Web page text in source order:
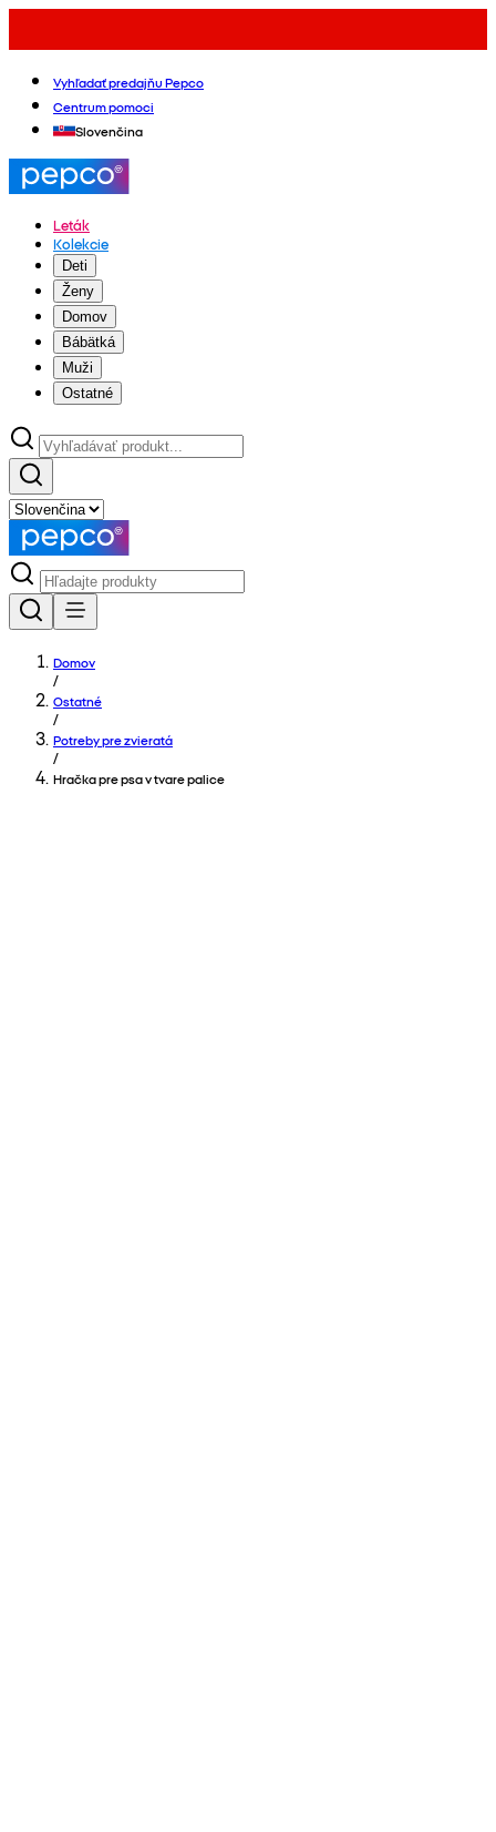
Vyhľadať predajňu Pepco
Centrum pomoci
Slovenčina
Leták
Kolekcie
Deti
Ženy
Domov
Bábätká
Muži
Ostatné
Domov
/
Ostatné
/
Potreby pre zvieratá
/
Hračka pre psa v tvare palice